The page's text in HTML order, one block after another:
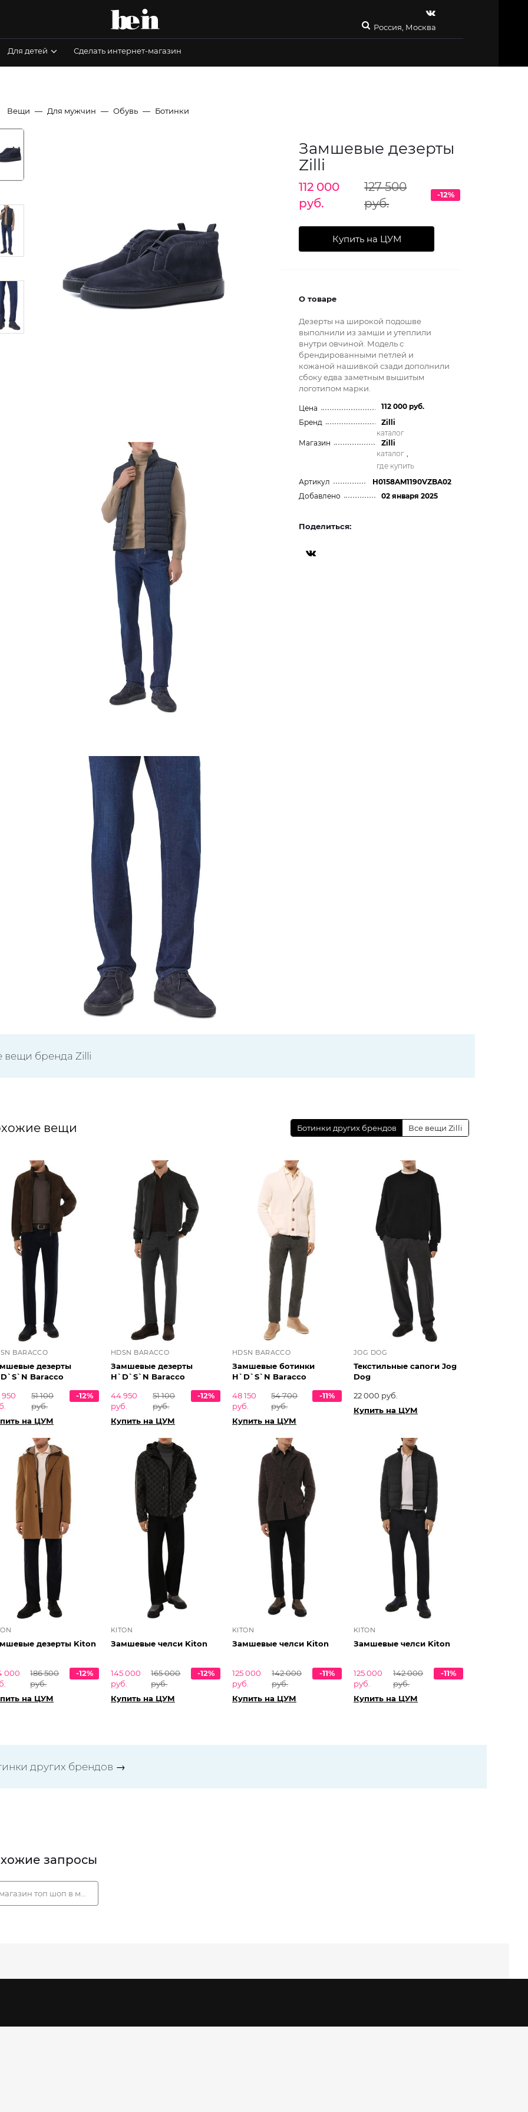
Россия, Москва
Для детей Сделать интернет-магазин
Вещи Для мужчин Обувь Ботинки
Замшевые дезерты
Zilli
112 000
руб.
127 500
руб.
-12%
Купить на ЦУМ
О товаре
Дезерты на широкой подошве
выполнили из замши и утеплили
внутри овчиной. Модель с
брендированными петлей и
кожаной нашивкой сзади дополнили
сбоку едва заметным вышитым
логотипом марки.
Цена
112 000 руб.
Бренд
Zilli
каталог
Магазин
Zilli
каталог ,
где купить
Артикул
H0158AM1190VZBA02
Добавлено
02 января 2025
Поделиться:
вещи бренда Zilli
вещи Ботинки других брендов Все вещи Zilli
BARACCO
дезерты
Baracco
51 100
руб.
-12%
на ЦУМ
HDSN BARACCO
Замшевые дезерты
H`D`S`N Baracco
44 950
руб.
51 100
руб.
-12%
Купить на ЦУМ
HDSN BARACCO
Замшевые ботинки
H`D`S`N Baracco
48 150
руб.
54 700
руб.
-11%
Купить на ЦУМ
JOG DOG
Текстильные сапоги Jog
Dog
22 000 руб.
Купить на ЦУМ
дезерты Kiton
000
186 500
руб.
-12%
на ЦУМ
KITON
Замшевые челси Kiton
145 000
руб.
165 000
руб.
-12%
Купить на ЦУМ
KITON
Замшевые челси Kiton
125 000
руб.
142 000
руб.
-11%
Купить на ЦУМ
KITON
Замшевые челси Kiton
125 000
руб.
142 000
руб.
-11%
Купить на ЦУМ
других брендов →
запросы
топ шоп в москве